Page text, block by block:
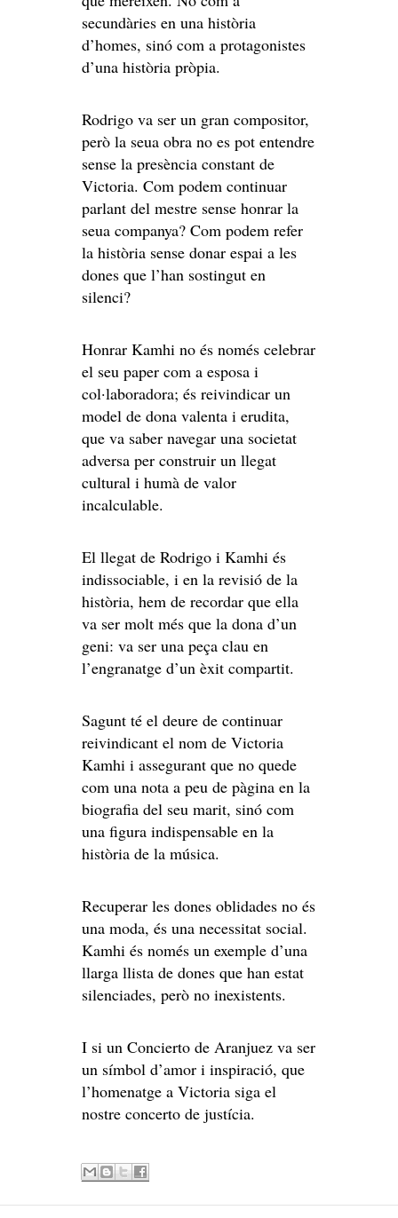
secundàries en una història
d’homes, sinó com a protagonistes
d’una història pròpia.
Rodrigo va ser un gran compositor,
però la seua obra no es pot entendre
sense la presència constant de
Victoria. Com podem continuar
parlant del mestre sense honrar la
seua companya? Com podem refer
la història sense donar espai a les
dones que l’han sostingut en
silenci?
Honrar Kamhi no és només celebrar
el seu paper com a esposa i
col·laboradora; és reivindicar un
model de dona valenta i erudita,
que va saber navegar una societat
adversa per construir un llegat
cultural i humà de valor
incalculable.
El llegat de Rodrigo i Kamhi és
indissociable, i en la revisió de la
història, hem de recordar que ella
va ser molt més que la dona d’un
geni: va ser una peça clau en
l’engranatge d’un èxit compartit.
Sagunt té el deure de continuar
reivindicant el nom de Victoria
Kamhi i assegurant que no quede
com una nota a peu de pàgina en la
biografia del seu marit, sinó com
una figura indispensable en la
història de la música.
Recuperar les dones oblidades no és
una moda, és una necessitat social.
Kamhi és només un exemple d’una
llarga llista de dones que han estat
silenciades, però no inexistents.
I si un Concierto de Aranjuez va ser
un símbol d’amor i inspiració, que
l’homenatge a Victoria siga el
nostre concerto de justícia.